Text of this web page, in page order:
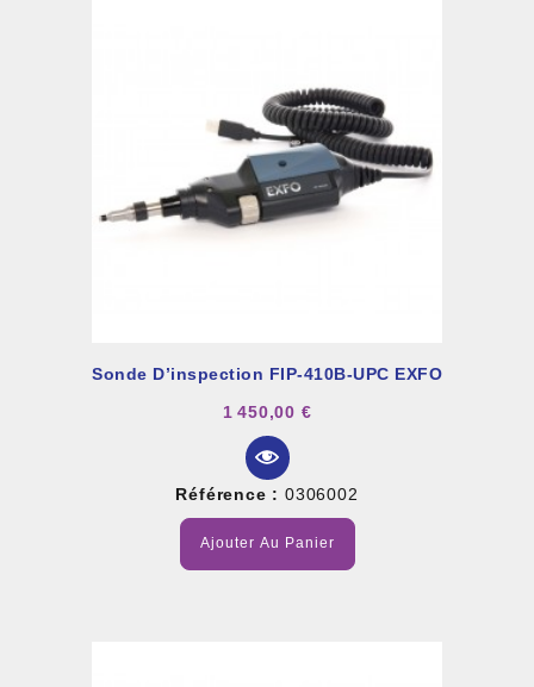
Sonde D’inspection FIP-410B-UPC EXFO
1 450,00 €
Référence : 0306002
Ajouter Au Panier